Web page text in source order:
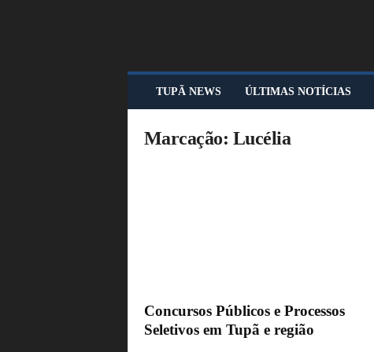
P
TUPÃ NEWS ÚLTIMAS NOTÍCIAS
Marcação: Lucélia
Concursos Públicos e Processos
Seletivos em Tupã e região